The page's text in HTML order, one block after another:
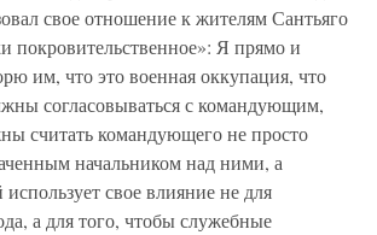
свое отношение к жителям Сантьяго
покровительственное»: Я прямо и
им, что это военная оккупация, что
согласовываться с командующим,
считать командующего не просто
начальником над ними, а
свое влияние не для
а для того, чтобы служебные